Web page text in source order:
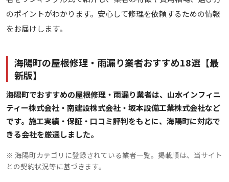
のポイントがわかります。安心して修理を依頼するための情報
をお届けします。
海陽町の屋根修理・雨漏り業者おすすめ18選【最
新版】
海陽町でおすすめの屋根修理・雨漏り業者は、山水インフィニ
ティー株式会社・南建設株式会社・坂本設備工業株式会社など
です。施工実績・保証・口コミ評判をもとに、海陽町に対応で
きる会社を厳選しました。
※ 海陽町カテゴリに登録されている業者一覧。掲載順は、当サイト
との契約状況等に基づきます。